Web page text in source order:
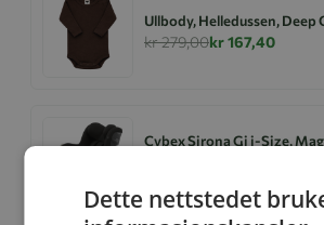
Ullbody, Helledussen, Deep
kr 279,00kr 167,40
Cybex Sirona Gi i-Size,
Dette nettstedet